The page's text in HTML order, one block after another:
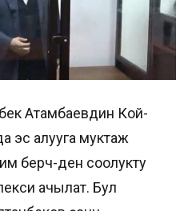
Атамбаевдин Кой-
эс алууга муктаж
берүүчү-ден соолукту
ачылат. Бул